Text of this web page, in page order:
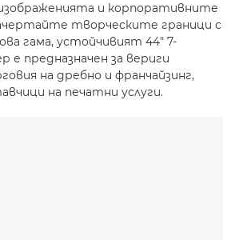
и корпоративните
творческите граници с
гама, устойчивият 44" 7-
предназначен за вериги
на дребно и франчайзинг,
на печатни услуги.